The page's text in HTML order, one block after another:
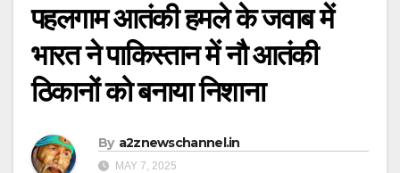
पहलगाम आतंकी हमले के जवाब में
भारत ने पाकिस्तान में नौ आतंकी
ठिकानों को बनाया निशाना
By a2znewschannel.in
MAY 7, 2025